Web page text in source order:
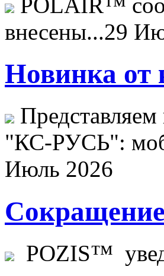
внесены...29
Новинка
"КС-РУСЬ":
Июль 2026
POZIS™